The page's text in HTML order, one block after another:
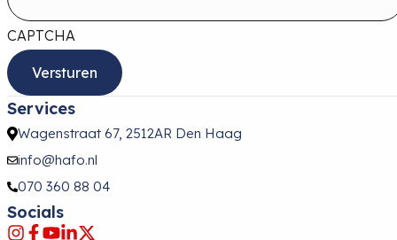
CAPTCHA
Services
Wagenstraat 67, 2512AR Den Haag
info@hafo.nl
070 360 88 04
Socials